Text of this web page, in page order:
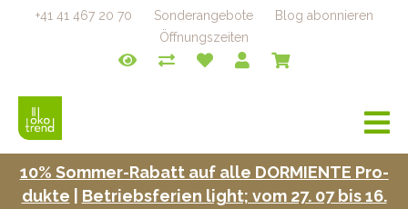
+41 41 467 20 70 Sonderangebote
Blog abonnieren
Öffnungszeiten
a
v
10% Som­mer-Rabatt auf alle DORMIENTE Pro­
duk­te
Betrieb­s­fe­rien light; vom 27. 07 bis 16.